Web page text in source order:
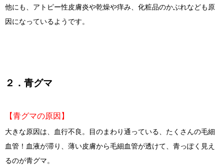
他にも、アトピー性皮膚炎や乾燥や痒み、化粧品のかぶれなども原
因になっているようです。
２．青グマ
【青グマの原因】
大きな原因は、血行不良。目のまわり通っている、たくさんの毛細
血管！血液が滞り、薄い皮膚から毛細血管が透けて、青っぽく見え
るのが青グマ。